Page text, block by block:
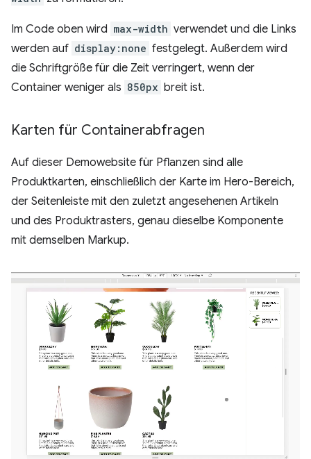
Im Code oben wird max-width verwendet und die Links
werden auf display:none festgelegt. Außerdem wird
die Schriftgröße für die Zeit verringert, wenn der
Container weniger als 850px breit ist.
Karten für Containerabfragen
Auf dieser Demowebsite für Pflanzen sind alle
Produktkarten, einschließlich der Karte im Hero-Bereich,
der Seitenleiste mit den zuletzt angesehenen Artikeln
und des Produktrasters, genau dieselbe Komponente
mit demselben Markup.